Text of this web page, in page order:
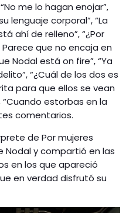
me lo hagan enojar”,
lenguaje corporal”, “La
ahí de relleno”, “¿Por
que no encaja en
Nodal está on fire”, “Ya
“¿Cuál de los dos es
para que ellos se vean
“Cuando estorbas en la
comentarios.
de Por mujeres
y compartió en las
en los que apareció
en verdad disfrutó su